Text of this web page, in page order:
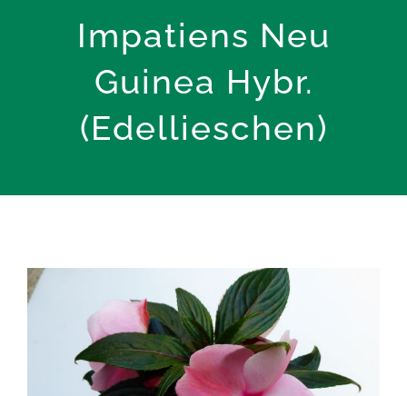
Impatiens Neu
Guinea Hybr.
(Edellieschen)